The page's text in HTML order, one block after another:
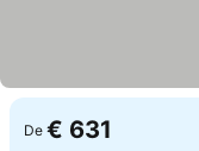
De € 631